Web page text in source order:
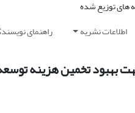
اطلاعات نشریه راهنمای
بهبود تخمین هزینه